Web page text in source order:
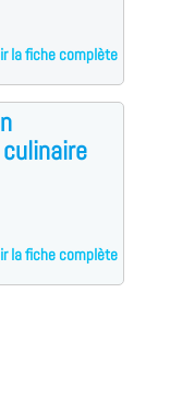
la fiche complète
la fiche complète